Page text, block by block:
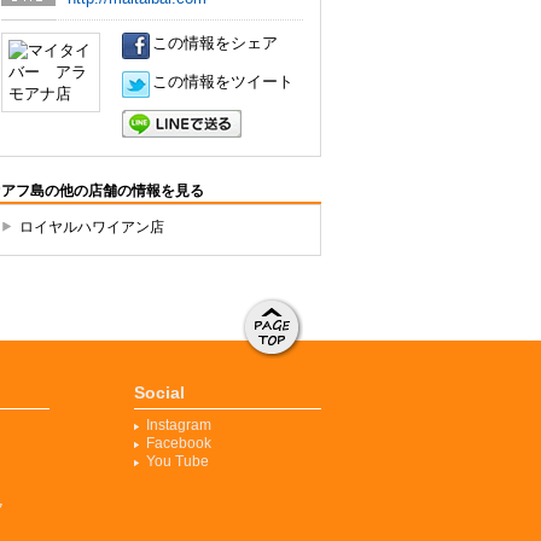
この情報をシェア
この情報をツイート
フ島の他の店舗の情報を見る
ロイヤルハワイアン店
Social
Instagram
Facebook
You Tube
動する